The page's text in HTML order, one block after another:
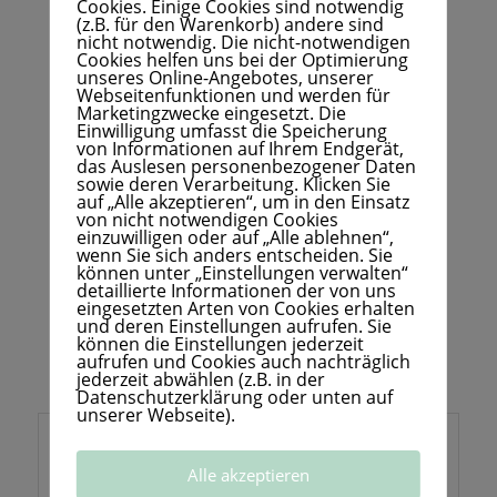
Nach Eintragung zum Webinar
erhältst du den Zugang zum
Zoom einen Tag vor dem
nächsten Community-Call.
Der Zoom-Call wird zur internen
Auswertung aufgezeichnet, aber
nicht versendet.
Der Community-Call ersetzt keinen
Besuch beim Arzt, Heilpraktiker oder
Psychotherapeuten.
Systemische Tier-
Cookies. Einige Cookies sind notwendig
(z.B. für den Warenkorb) andere sind
nicht notwendig. Die nicht-notwendigen
Cookies helfen uns bei der Optimierung
unseres Online-Angebotes, unserer
Webseitenfunktionen und werden für
Marketingzwecke eingesetzt. Die
Einwilligung umfasst die Speicherung
von Informationen auf Ihrem Endgerät,
das Auslesen personenbezogener Daten
sowie deren Verarbeitung. Klicken Sie
auf „Alle akzeptieren“, um in den Einsatz
von nicht notwendigen Cookies
einzuwilligen oder auf „Alle ablehnen“,
wenn Sie sich anders entscheiden. Sie
können unter „Einstellungen verwalten“
detaillierte Informationen der von uns
eingesetzten Arten von Cookies erhalten
und deren Einstellungen aufrufen. Sie
können die Einstellungen jederzeit
aufrufen und Cookies auch nachträglich
jederzeit abwählen (z.B. in der
Datenschutzerklärung oder unten auf
unserer Webseite).
Alle akzeptieren